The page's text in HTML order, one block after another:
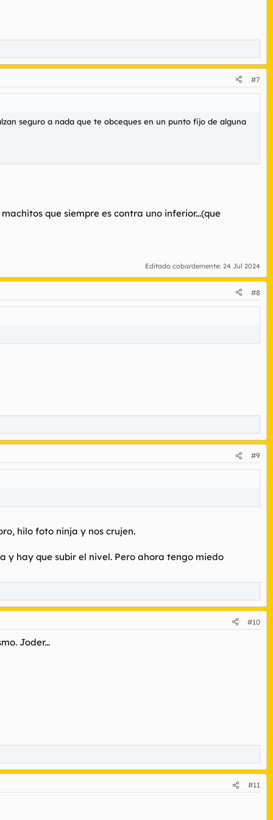
#7
seguro a nada que te obceques en un punto fijo de alguna
que siempre es contra uno inferior...(que
Editado cobardemente: 24 Jul 2024
#8
#9
hilo foto ninja y nos crujen.
y hay que subir el nivel. Pero ahora tengo miedo
#10
Joder...
#11